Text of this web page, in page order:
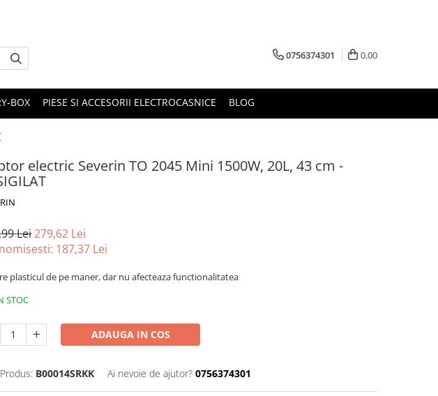
0756374301 0,00
BOX PIESE SI ACCESORII ELECTROCASNICE BLOG
electric Severin TO 2045 Mini 1500W, 20L, 43 cm -
Lei279,62 Lei
187,37 Lei
plasticul de pe maner, dar nu afecteaza functionalitatea
STOC
ADAUGA IN COS
B00014SRKK Ai nevoie de ajutor? 0756374301